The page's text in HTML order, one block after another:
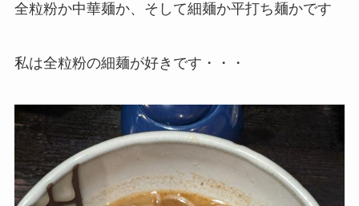
全粒粉か中華麺か、そして細麺か平打ち麺かです
私は全粒粉の細麺が好きです・・・